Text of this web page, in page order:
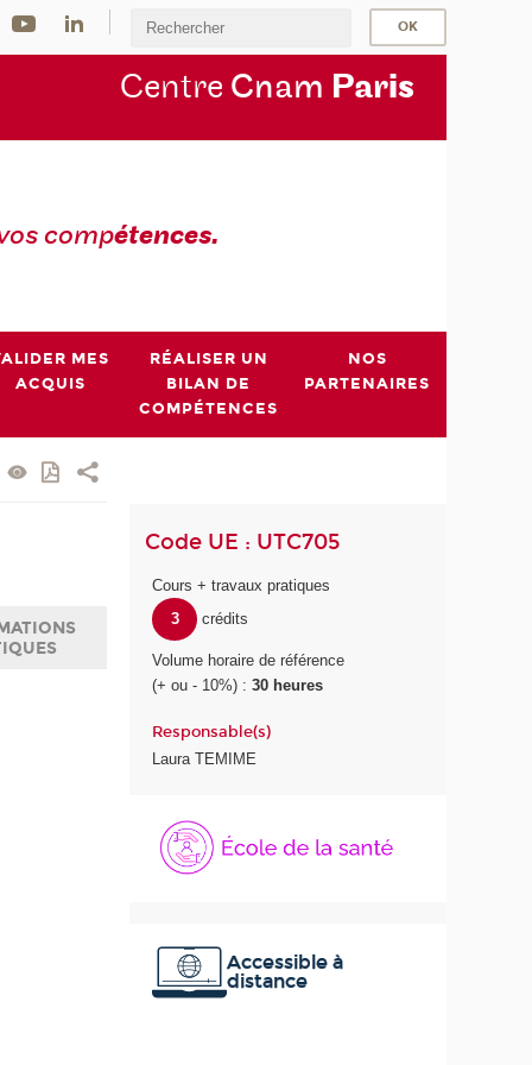
Centre Cnam Paris
compétences.
MES
ACQUIS
RÉALISER UN
BILAN DE
COMPÉTENCES
NOS
PARTENAIRES
Code UE : UTC705
Cours + travaux pratiques
3
crédits
Volume horaire de référence
(+ ou - 10%) :30 heures
Responsable(s)
Laura TEMIME
Accessible à
distance